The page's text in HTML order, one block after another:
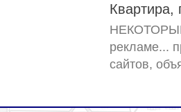
Квартира,
НЕКОТОРЫЕ
рекламе...